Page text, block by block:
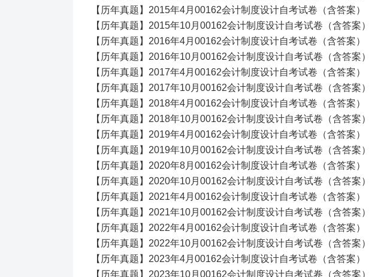
【历年真题】2015年4月00162会计制度设计自考试卷（含答案）
【历年真题】2015年10月00162会计制度设计自考试卷（含答案）
【历年真题】2016年4月00162会计制度设计自考试卷（含答案）
【历年真题】2016年10月00162会计制度设计自考试卷（含答案）
【历年真题】2017年4月00162会计制度设计自考试卷（含答案）
【历年真题】2017年10月00162会计制度设计自考试卷（含答案）
【历年真题】2018年4月00162会计制度设计自考试卷（含答案）
【历年真题】2018年10月00162会计制度设计自考试卷（含答案）
【历年真题】2019年4月00162会计制度设计自考试卷（含答案）
【历年真题】2019年10月00162会计制度设计自考试卷（含答案）
【历年真题】2020年8月00162会计制度设计自考试卷（含答案）
【历年真题】2020年10月00162会计制度设计自考试卷（含答案）
【历年真题】2021年4月00162会计制度设计自考试卷（含答案）
【历年真题】2021年10月00162会计制度设计自考试卷（含答案）
【历年真题】2022年4月00162会计制度设计自考试卷（含答案）
【历年真题】2022年10月00162会计制度设计自考试卷（含答案）
【历年真题】2023年4月00162会计制度设计自考试卷（含答案）
【历年真题】2023年10月00162会计制度设计自考试卷（含答案）